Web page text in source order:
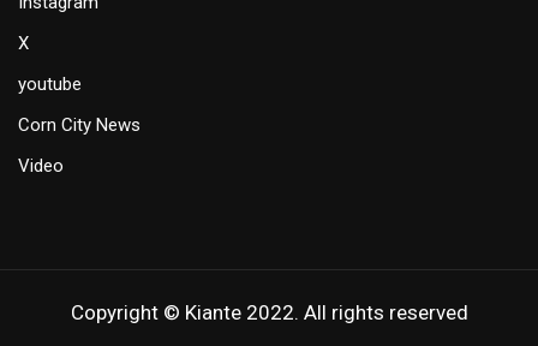
X
youtube
Corn City News
Video
Copyright © Kiante 2022. All rights reserved